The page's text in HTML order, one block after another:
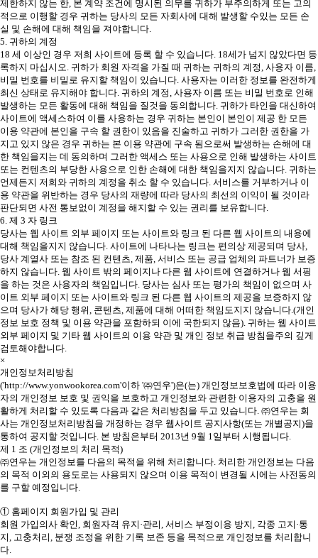
제한하지 않는 한, 본 계약 조건에 명시된 의무를 귀하가 부주의하게 또는 고의
적으로 이행할 경우 귀하는 당사의 모든 자회사에 대해 발생할 수있는 모든 손
실 및 손해에 대해 책임을 져야합니다.
5. 귀하의 계정
18 세 이상인 경우 저희 사이트에 등록 할 수 있습니다. 18세가 넘지 않았다면 등
록하지 마십시오. 귀하가 회원 자격을 가질 때 귀하는 귀하의 계정, 사용자 이름,
비밀 번호를 비밀로 유지할 책임이 있습니다. 사용자는 이러한 정보를 완전하게
최신 상태로 유지해야 합니다. 귀하의 계정, 사용자 이름 또는 비밀 번호로 인해
발생하는 모든 활동에 대해 책임을 질것을 동의합니다. 귀하가 타인을 대신하여
사이트에 액세스하여 이를 사용하는 경우 귀하는 본인이 본인이 제공 한 모든
이용 약관에 본인을 구속 할 권한이 있음을 진술하고 귀하가 그러한 권한을 가
지고 있지 않은 경우 귀하는 본 이용 약관에 구속 됨으로써 발생하는 손해에 대
한 책임을지는 데 동의하며 그러한 액세스 또는 사용으로 인해 발생하는 사이트
또는 컨텐츠의 부당한 사용으로 인한 손해에 대한 책임을지지 않습니다. 귀하는
언제든지 저희와 귀하의 계정을 취소 할 수 있습니다. 서비스를 거부하거나 이
용 약관을 위반하는 경우 당사의 재량에 따라 당사의 최선의 이익이 될 것이라
판단되면 사전 통보없이 계정을 해지할 수 있는 권리를 보유합니다.
6. 제 3 자 링크
당사는 웹 사이트 외부 페이지 또는 사이트와 링크 된 다른 웹 사이트의 내용에
대해 책임을지지 않습니다. 사이트에 나타나는 링크는 편의상 제공되며 당사,
당사 계열사 또는 참조 된 컨텐츠, 제품, 서비스 또는 공급 업체의 파트너가 보증
하지 않습니다. 웹 사이트 밖의 페이지나 다른 웹 사이트에 연결하거나 웹 서핑
을 하는 것은 사용자의 책임입니다. 당사는 심사 또는 평가의 책임이 없으며 사
이트 외부 페이지 또는 사이트와 링크 된 다른 웹 사이트의 제공을 보증하지 않
으며 당사가 해당 행위, 콘텐츠, 제품에 대해 어떠한 책임도지지 않습니다.(개인
정보 보호 정책 및 이용 약관을 포함하되 이에 국한되지 않음). 귀하는 웹 사이트
외부 페이지 및 기타 웹 사이트의 이용 약관 및 개인 정보 취급 방침을주의 깊게
검토해야합니다.
×
개인정보처리방침
('http://www.yonwookorea.com'이하 '㈜연우')은(는) 개인정보보호법에 따라 이용
자의 개인정보 보호 및 권익을 보호하고 개인정보와 관련한 이용자의 고충을 원
활하게 처리할 수 있도록 다음과 같은 처리방침을 두고 있습니다. ㈜연우는 회
사는 개인정보처리방침을 개정하는 경우 웹사이트 공지사항(또는 개별공지)을
통하여 공지할 것입니다. 본 방침은부터 2013년 9월 1일부터 시행됩니다.
제 1 조 (개인정보의 처리 목적)
㈜연우는 개인정보를 다음의 목적을 위해 처리합니다. 처리한 개인정보는 다음
의 목적 이외의 용도로는 사용되지 않으며 이용 목적이 변경될 시에는 사전동의
를 구할 예정입니다.
① 홈페이지 회원가입 및 관리
회원 가입의사 확인, 회원자격 유지·관리, 서비스 부정이용 방지, 각종 고지·통
지, 고충처리, 분쟁 조정을 위한 기록 보존 등을 목적으로 개인정보를 처리합니
다.